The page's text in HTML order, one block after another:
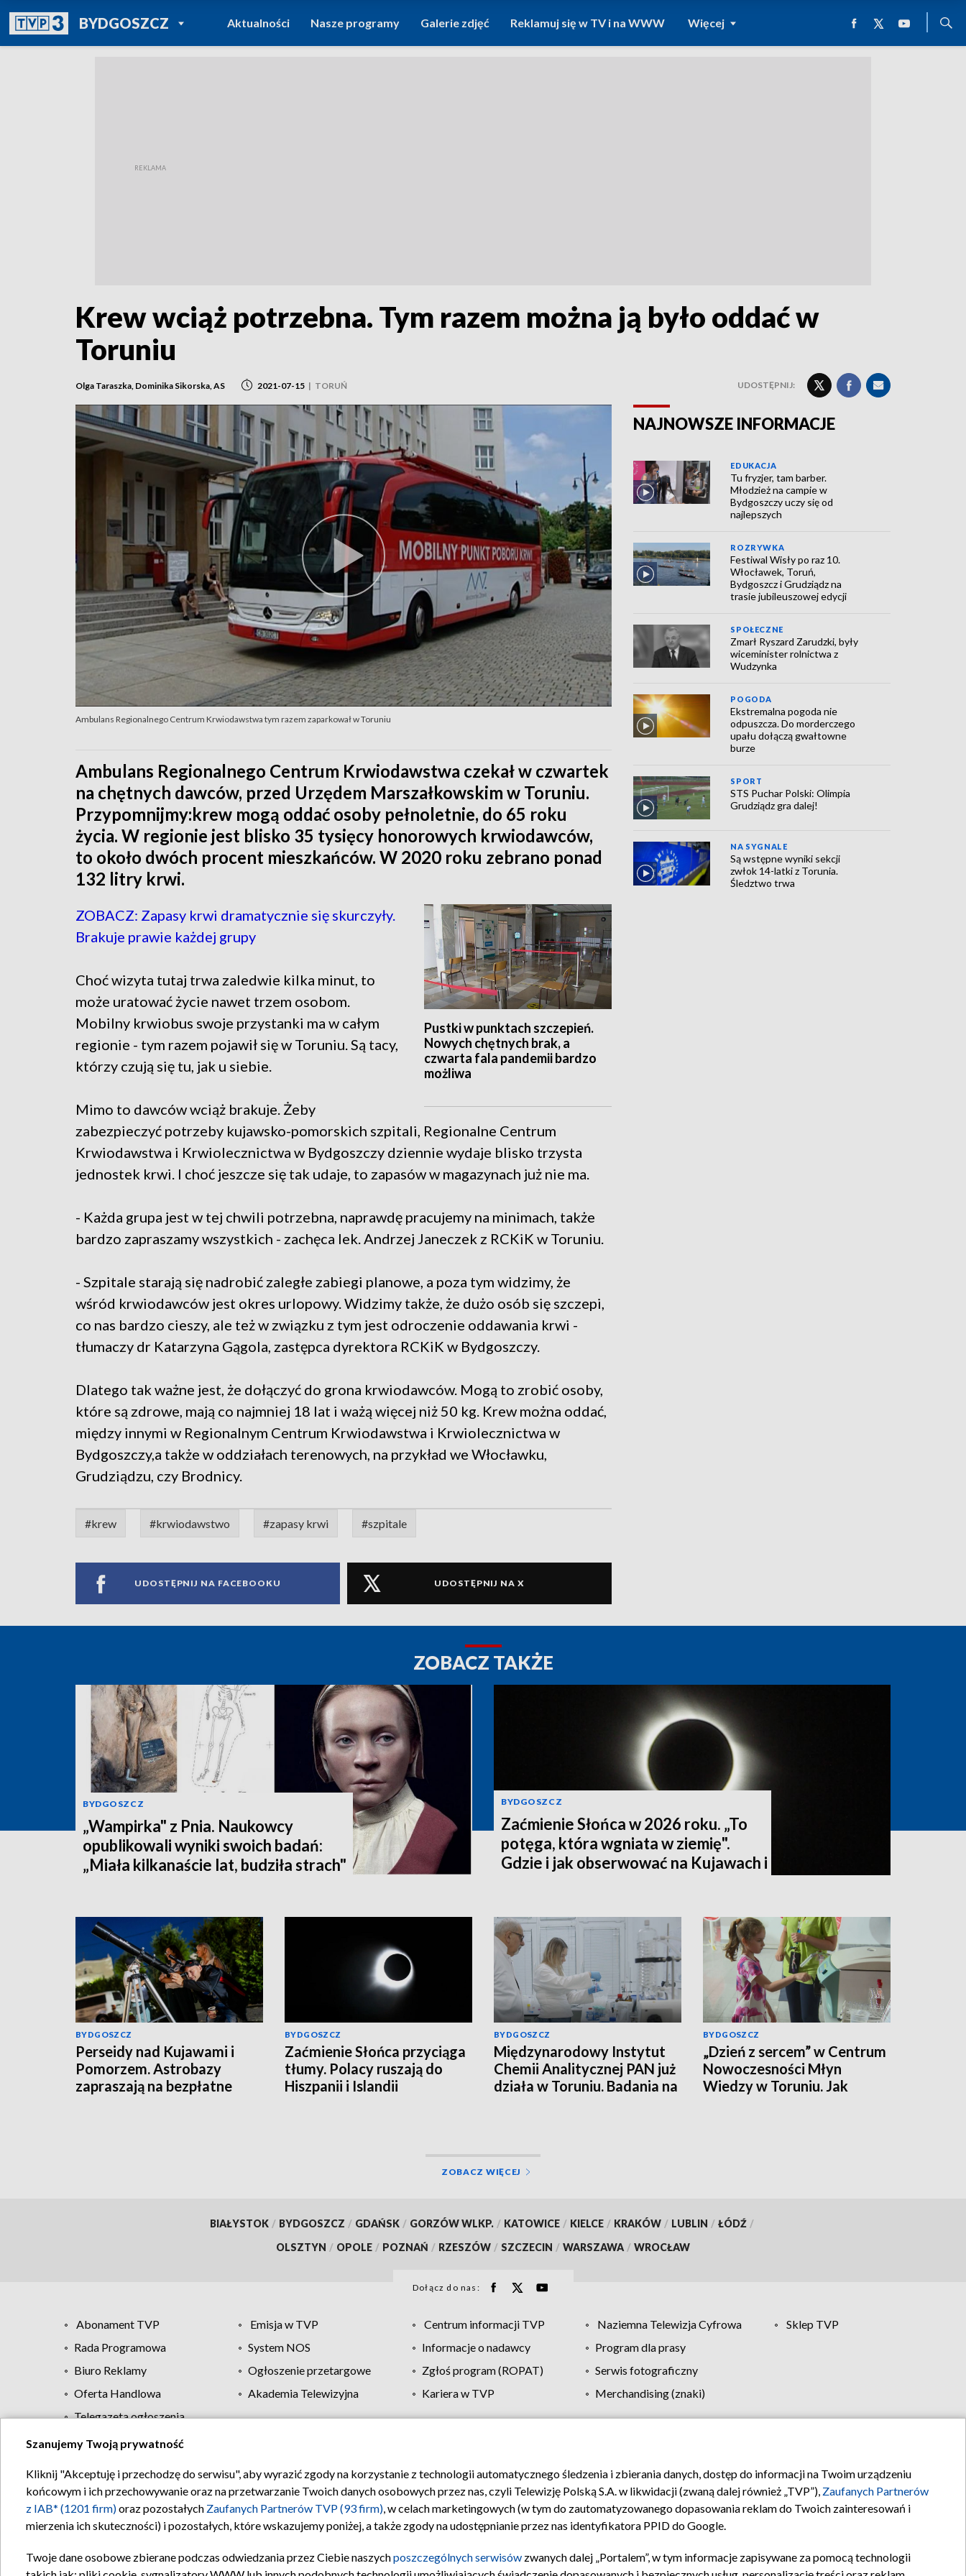
BYDGOSZCZPOWRÓT DO
TVP REGIONY
Aktualności Nasze programy Galerie zdjęć Reklamuj się w TV i na WWW Więcej
Krew wciąż potrzebna. Tym razem można ją było oddać w
Toruniu
Olga Taraszka, Dominika Sikorska, AS 2021-07-15 | TORUŃ UDOSTĘPNIJ:
Ambulans Regionalnego Centrum Krwiodawstwa tym razem zaparkował w Toruniu
Ambulans Regionalnego Centrum Krwiodawstwa czekał w czwartek
na chętnych dawców, przed Urzędem Marszałkowskim w Toruniu.
Przypomnijmy:krew mogą oddać osoby pełnoletnie, do 65 roku
życia. W regionie jest blisko 35 tysięcy honorowych krwiodawców,
to około dwóch procent mieszkańców. W 2020 roku zebrano ponad
132 litry krwi.
Pustki w punktach szczepień.
Nowych chętnych brak, a
czwarta fala pandemii bardzo
możliwa
ZOBACZ: Zapasy krwi dramatycznie się skurczyły.
Brakuje prawie każdej grupy
Choć wizyta tutaj trwa zaledwie kilka minut, to
może uratować życie nawet trzem osobom.
Mobilny krwiobus swoje przystanki ma w całym
regionie - tym razem pojawił się w Toruniu. Są tacy,
którzy czują się tu, jak u siebie.
Mimo to dawców wciąż brakuje. Żeby
zabezpieczyć potrzeby kujawsko-pomorskich szpitali, Regionalne Centrum
Krwiodawstwa i Krwiolecznictwa w Bydgoszczy dziennie wydaje blisko trzysta
jednostek krwi. I choć jeszcze się tak udaje, to zapasów w magazynach już nie ma.
- Każda grupa jest w tej chwili potrzebna, naprawdę pracujemy na minimach, także
bardzo zapraszamy wszystkich - zachęca lek. Andrzej Janeczek z RCKiK w Toruniu.
- Szpitale starają się nadrobić zaległe zabiegi planowe, a poza tym widzimy, że
wśród krwiodawców jest okres urlopowy. Widzimy także, że dużo osób się szczepi,
co nas bardzo cieszy, ale też w związku z tym jest odroczenie oddawania krwi -
tłumaczy dr Katarzyna Gągola, zastępca dyrektora RCKiK w Bydgoszczy.
Dlatego tak ważne jest, że dołączyć do grona krwiodawców. Mogą to zrobić osoby,
które są zdrowe, mają co najmniej 18 lat i ważą więcej niż 50 kg. Krew można oddać,
między innymi w Regionalnym Centrum Krwiodawstwa i Krwiolecznictwa w
Bydgoszczy,a także w oddziałach terenowych, na przykład we Włocławku,
Grudziądzu, czy Brodnicy.
#krew #krwiodawstwo #zapasy krwi #szpitale
UDOSTĘPNIJ NA FACEBOOKU UDOSTĘPNIJ NA X
NAJNOWSZE INFORMACJE
EDUKACJA
Tu fryzjer, tam barber.
Młodzież na campie w
Bydgoszczy uczy się od
najlepszych
ROZRYWKA
Festiwal Wisły po raz 10.
Włocławek, Toruń,
Bydgoszcz i Grudziądz na
trasie jubileuszowej edycji
SPOŁECZNE
Zmarł Ryszard Zarudzki, były
wiceminister rolnictwa z
Wudzynka
POGODA
Ekstremalna pogoda nie
odpuszcza. Do morderczego
upału dołączą gwałtowne
burze
SPORT
STS Puchar Polski: Olimpia
Grudziądz gra dalej!
NA SYGNALE
Są wstępne wyniki sekcji
zwłok 14-latki z Torunia.
Śledztwo trwa
ZOBACZ TAKŻE
BYDGOSZCZ
„Wampirka" z Pnia. Naukowcy
opublikowali wyniki swoich badań:
„Miała kilkanaście lat, budziła strach"
BYDGOSZCZ
Zaćmienie Słońca w 2026 roku. „To
potęga, która wgniata w ziemię".
Gdzie i jak obserwować na Kujawach i
BYDGOSZCZ
Perseidy nad Kujawami i
Pomorzem. Astrobazy
zapraszają na bezpłatne
BYDGOSZCZ
Zaćmienie Słońca przyciąga
tłumy. Polacy ruszają do
Hiszpanii i Islandii
BYDGOSZCZ
Międzynarodowy Instytut
Chemii Analitycznej PAN już
działa w Toruniu. Badania na
BYDGOSZCZ
„Dzień z sercem” w Centrum
Nowoczesności Młyn
Wiedzy w Toruniu. Jak
ZOBACZ WIĘCEJ
BIAŁYSTOK / BYDGOSZCZ / GDAŃSK / GORZÓW WLKP. / KATOWICE / KIELCE / KRAKÓW / LUBLIN / ŁÓDŹ /
OLSZTYN / OPOLE / POZNAŃ / RZESZÓW / SZCZECIN / WARSZAWA / WROCŁAW
Dołącz do nas:
Abonament TVP Emisja w TVP Centrum informacji TVP Naziemna Telewizja Cyfrowa
Sklep TVP
Rada Programowa
System NOS Informacje o nadawcy
Program dla prasy
Biuro Reklamy
Ogłoszenie przetargowe Zgłoś program (ROPAT)
Serwis fotograficzny
Oferta Handlowa
Akademia Telewizyjna Kariera w TVP
Merchandising (znaki)
Telegazeta ogłoszenia
Regulamin TVP Polityka prywatności Moje zgody Pomoc Biuro reklamy Kontakt
Szanujemy Twoją prywatność
Kliknij "Akceptuję i przechodzę do serwisu", aby wyrazić zgody na korzystanie z technologii automatycznego śledzenia i zbierania danych, dostęp do informacji na Twoim urządzeniu
końcowym i ich przechowywanie oraz na przetwarzanie Twoich danych osobowych przez nas, czyli Telewizję Polską S.A. w likwidacji (zwaną dalej również „TVP”), Zaufanych Partnerów
z IAB* (1201 firm)oraz pozostałych Zaufanych Partnerów TVP (93 firm), w celach marketingowych (w tym do zautomatyzowanego dopasowania reklam do Twoich zainteresowań i
mierzenia ich skuteczności) i pozostałych, które wskazujemy poniżej, a także zgody na udostępnianie przez nas identyfikatora PPID do Google.
Twoje dane osobowe zbierane podczas odwiedzania przez Ciebie naszychposzczególnych serwisów zwanych dalej „Portalem”, w tym informacje zapisywane za pomocą technologii